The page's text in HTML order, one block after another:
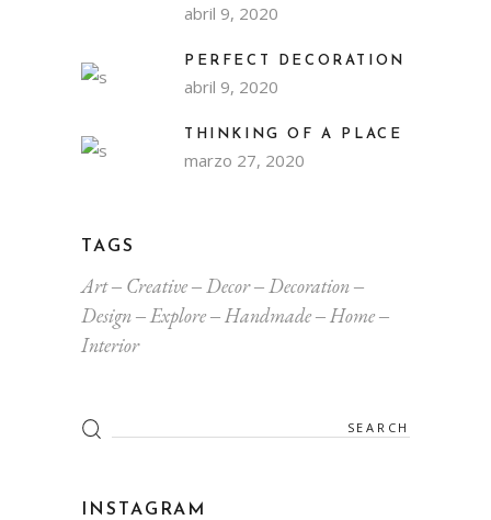
abril 9, 2020
PERFECT DECORATION
abril 9, 2020
THINKING OF A PLACE
marzo 27, 2020
TAGS
Art Creative Decor
Decoration
Design
Explore Handmade
Home
Interior
Search
for:
INSTAGRAM